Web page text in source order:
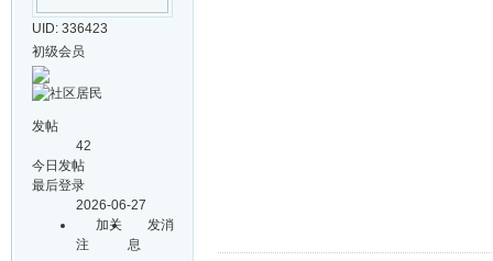
UID: 336423
初级会员
发帖
42
今日发帖
最后登录
2026-06-27
加关
注
发消
息